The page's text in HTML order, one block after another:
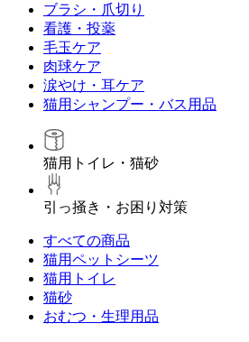
ブラシ・爪切り
看護・投薬
毛玉ケア
肉球ケア
涙やけ・耳ケア
猫用シャンプー・バス用品
猫用トイレ・猫砂
引っ掻き・お困り対策
すべての商品
猫用ペットシーツ
猫用トイレ
猫砂
おむつ・生理用品